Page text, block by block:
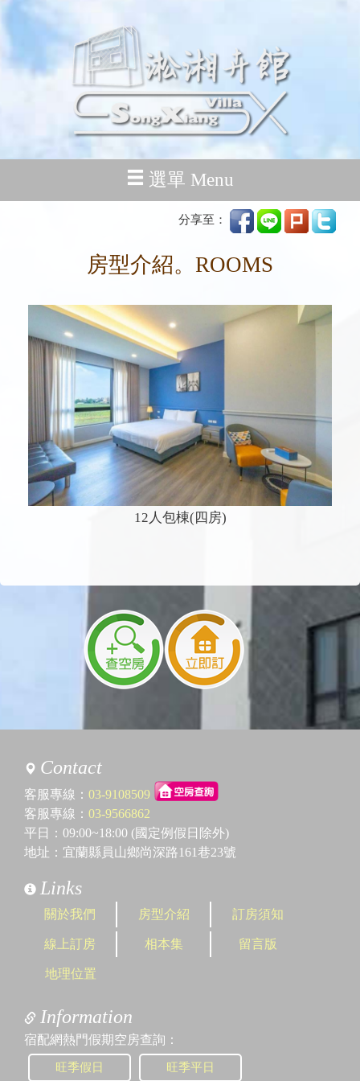
選單 Menu
分享至：
房型介紹。ROOMS
12人包棟(四房)
Contact
客服專線： 03-9108509
客服專線： 03-9566862
平日：09:00~18:00 (國定例假日除外)
地址：宜蘭縣員山鄉尚深路161巷23號
Links
關於我們 房型介紹 訂房須知
線上訂房 相本集 留言版
地理位置
Information
宿配網熱門假期空房查詢：
旺季假日 旺季平日